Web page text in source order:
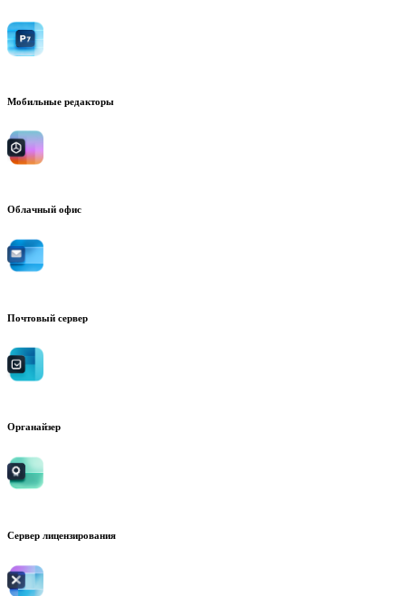
Мобильные редакторы
Облачный офис
Почтовый сервер
Органайзер
Сервер лицензирования